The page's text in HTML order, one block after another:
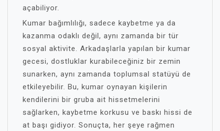
açabiliyor.
Kumar bağımlılığı, sadece kaybetme ya da
kazanma odaklı değil, aynı zamanda bir tür
sosyal aktivite. Arkadaşlarla yapılan bir kumar
gecesi, dostluklar kurabileceğiniz bir zemin
sunarken, aynı zamanda toplumsal statüyü de
etkileyebilir. Bu, kumar oynayan kişilerin
kendilerini bir gruba ait hissetmelerini
sağlarken, kaybetme korkusu ve baskı hissi de
at başı gidiyor. Sonuçta, her şeye rağmen